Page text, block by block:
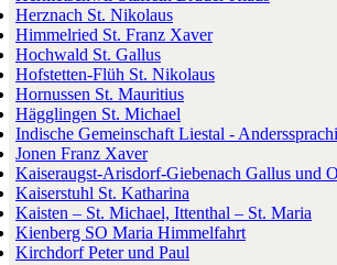
Herznach St. Nikolaus
Himmelried St. Franz Xaver
Hochwald St. Gallus
Hofstetten-Flüh St. Nikolaus
Hornussen St. Mauritius
Hägglingen St. Michael
Indische Gemeinschaft Liestal -
Jonen Franz Xaver
Kaiseraugst-Arisdorf-Giebenach Gallus und
Kaiserstuhl St. Katharina
Kaisten – St. Michael, Ittenthal – St. Maria
Kienberg SO Maria Himmelfahrt
Kirchdorf Peter und Paul